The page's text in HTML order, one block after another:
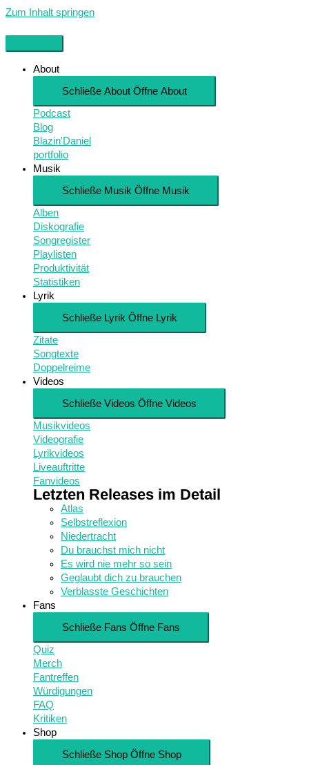
Zum Inhalt springen
About
Schließe About Öffne About
Podcast
Blog
Blazin'Daniel
portfolio
Musik
Schließe Musik Öffne Musik
Alben
Diskografie
Songregister
Playlisten
Produktivität
Statistiken
Lyrik
Schließe Lyrik Öffne Lyrik
Zitate
Songtexte
Doppelreime
Videos
Schließe Videos Öffne Videos
Musikvideos
Videografie
Lyrikvideos
Liveauftritte
Fanvideos
Letzten Releases im Detail
Atlas
Selbstreflexion
Niedertracht
Du brauchst mich nicht
Es wird nie mehr so sein
Geglaubt dich zu brauchen
Verblasste Geschichten
Fans
Schließe Fans Öffne Fans
Quiz
Merch
Fantreffen
Würdigungen
FAQ
Kritiken
Shop
Schließe Shop Öffne Shop